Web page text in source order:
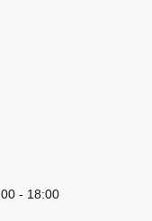
- 18:00